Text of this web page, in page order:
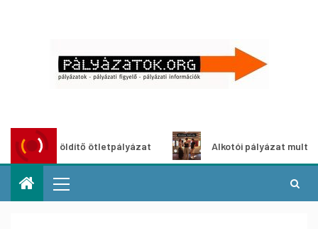
ötletpályázat Alkotói pályázat multimédia-